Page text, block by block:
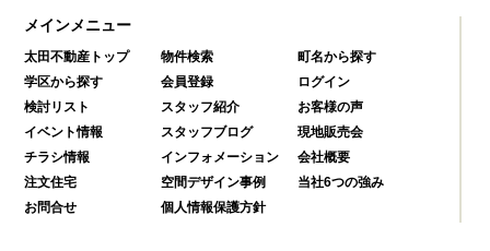
メインメニュー
太田不動産トップ 物件検索
町名から探す
学区から探す
会員登録
ログイン
検討リスト
スタッフ紹介
お客様の声
イベント情報
スタッフブログ
現地販売会
チラシ情報
インフォメーション
会社概要
注文住宅
空間デザイン事例
当社6つの強み
お問合せ
個人情報保護方針